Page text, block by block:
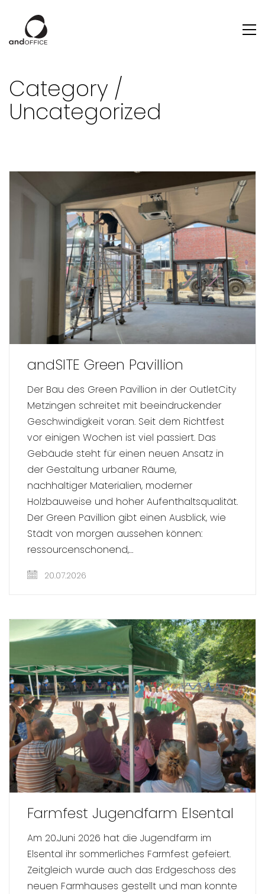
Category /
Uncategorized
andSITE Green Pavillion
Der Bau des Green Pavillion in der OutletCity
Metzingen schreitet mit beeindruckender
Geschwindigkeit voran. Seit dem Richtfest
vor einigen Wochen ist viel passiert. Das
Gebäude steht für einen neuen Ansatz in
der Gestaltung urbaner Räume,
nachhaltiger Materialien, moderner
Holzbauweise und hoher Aufenthaltsqualität.
Der Green Pavillion gibt einen Ausblick, wie
Städt von morgen aussehen können:
ressourcenschonend,…
20.07.2026
Farmfest Jugendfarm Elsental
Am 20.Juni 2026 hat die Jugendfarm im
Elsental ihr sommerliches Farmfest gefeiert.
Zeitgleich wurde auch das Erdgeschoss des
neuen Farmhauses gestellt und man konnte